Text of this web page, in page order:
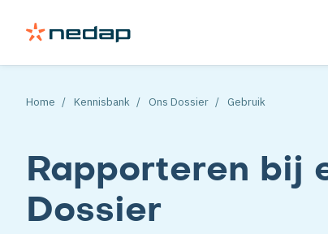
Home Kennisbank Ons Dossier Gebruik
Rapporteren bij
Dossier